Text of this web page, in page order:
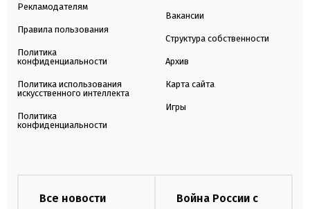
Рекламодателям
Правила пользования
Политика
конфиденциальности
Политика использования
искусственного интеллекта
Политика
конфиденциальности
Вакансии
Структура собственности
Архив
Карта сайта
Игры
Все новости
Война России с